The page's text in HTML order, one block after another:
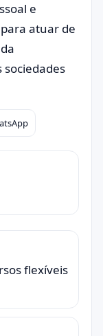
e
atuar de
flexíveis